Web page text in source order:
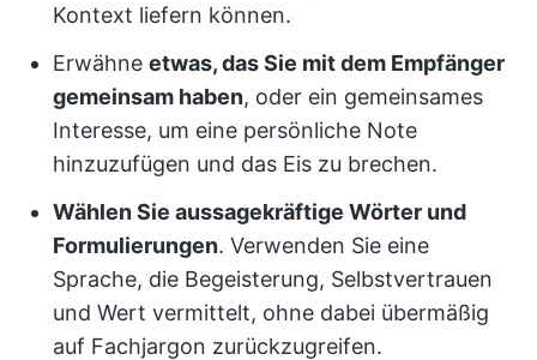
Kontext liefern können.
Erwähne etwas, das Sie mit dem Empfänger
gemeinsam haben, oder ein gemeinsames
Interesse, um eine persönliche Note
hinzuzufügen und das Eis zu brechen.
Wählen Sie aussagekräftige Wörter und
Formulierungen. Verwenden Sie eine
Sprache, die Begeisterung, Selbstvertrauen
und Wert vermittelt, ohne dabei übermäßig
auf Fachjargon zurückzugreifen.